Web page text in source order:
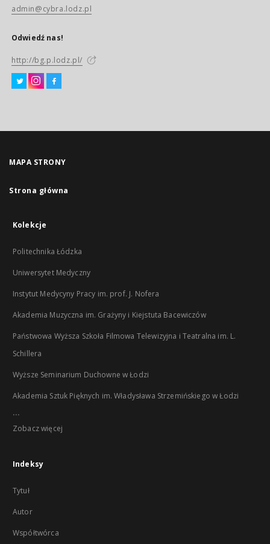
admin@cybra.lodz.pl
Odwiedź nas!
http://bg.p.lodz.pl/
MAPA STRONY
Strona główna
Kolekcje
Politechnika Łódzka
Uniwersytet Medyczny
Instytut Medycyny Pracy im. prof. J. Nofera
Akademia Muzyczna im. Grażyny i Kiejstuta Bacewiczów
Państwowa Wyższa Szkoła Filmowa Telewizyjna i Teatralna im. L.
Schillera
Wyższe Seminarium Duchowne w Łodzi
Akademia Sztuk Pięknych im. Władysława Strzemińskiego w Łodzi
...
Zobacz więcej
Indeksy
Tytuł
Autor
Współtwórca